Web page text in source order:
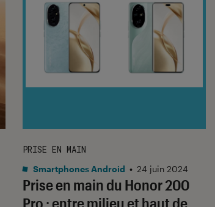
Prise en main du Honor 200
Pro : entre milieu et haut de
PRISE EN MAIN
Smartphones Android • 24 juin 2024